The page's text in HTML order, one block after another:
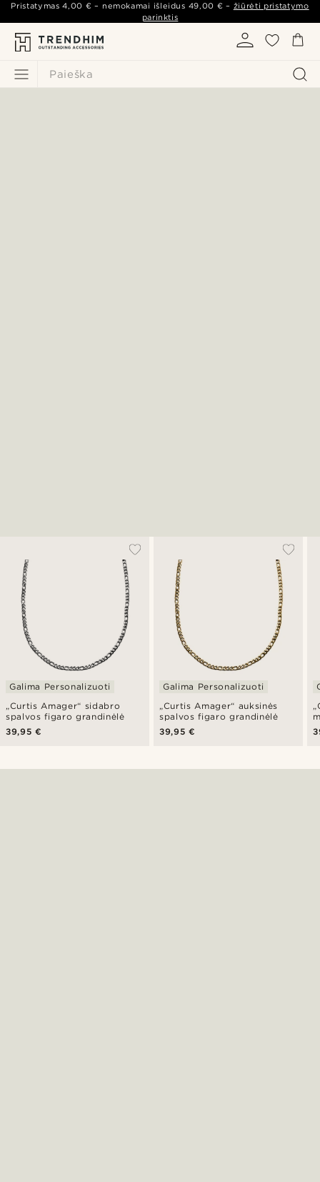
Paieška
Pristatymas4,00 € – nemokamai išleidus 49,00 € – žiūrėti pristatymo
parinktis
„Curtis Amager“ sidabro
spalvos figaro grandinėlė
Galima Personalizuoti
39,95 €
„Curtis Amager“ auksinės
spalvos figaro grandinėlė
Galima Personalizuoti
39,95 €